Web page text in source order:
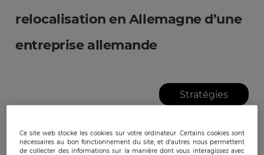
relocalisation en Allemagne d’une
entreprise allemande
Stratégies
Publicado: 04/12/2008|Actualizado: 22/12/2023
Ce site web stocke les cookies sur votre ordinateur. Certains cookies sont
nécessaires au bon fonctionnement du site, et d’autres nous permettent
de collecter des informations sur la manière dont vous interagissez avec